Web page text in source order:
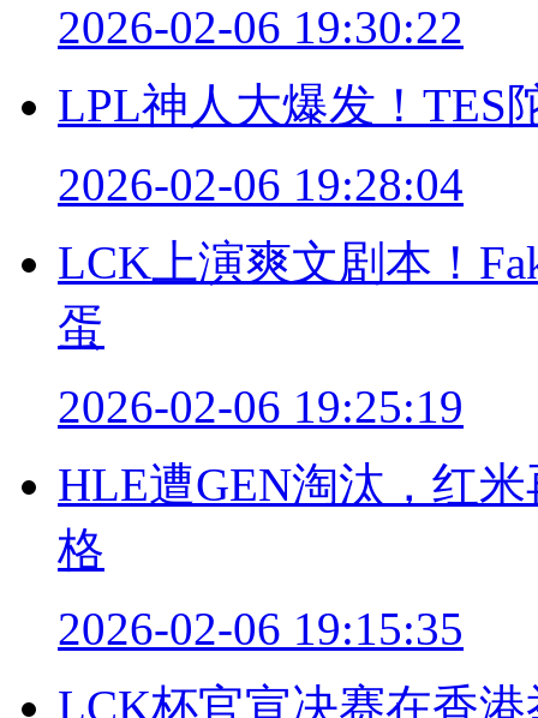
2026-02-06 19:30:22
LPL神人大爆发！TES
2026-02-06 19:28:04
LCK上演爽文剧本！
蛋
2026-02-06 19:25:19
HLE遭GEN淘汰，红
格
2026-02-06 19:15:35
LCK杯官宣决赛在香